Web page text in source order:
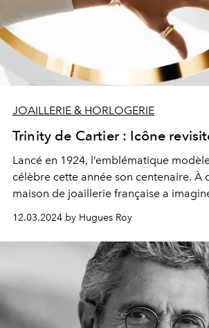
JOAILLERIE & HORLOGERIE
Trinity de Cartier : Icône
Lancé en 1924, l’emblématique
célèbre cette année son centenaire. À
maison de joaillerie française a
12.03.2024 by Hugues Roy